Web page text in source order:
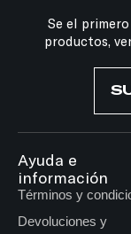
Se el
productos,
Ayuda e
información
Términos y
Devoluciones y